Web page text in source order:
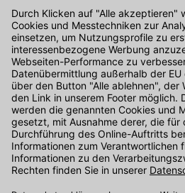
Kontakt
Unser Onlineshop Team ist montags
Uhr unter der Telefonnummer07071 /
Alternativ können Sie unser
Den Kontakt direkt in unsere